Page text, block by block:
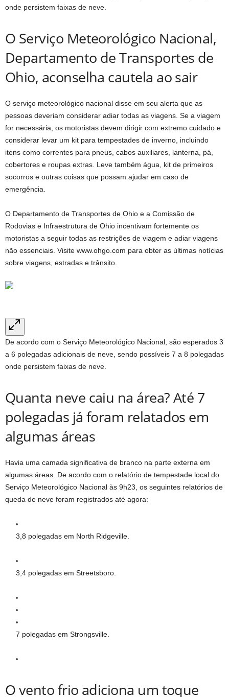
onde persistem faixas de neve.
O Serviço Meteorológico Nacional,
Departamento de Transportes de
Ohio, aconselha cautela ao sair
O serviço meteorológico nacional disse em seu alerta que as
pessoas deveriam considerar adiar todas as viagens. Se a viagem
for necessária, os motoristas devem dirigir com extremo cuidado e
considerar levar um kit para tempestades de inverno, incluindo
itens como correntes para pneus, cabos auxiliares, lanterna, pá,
cobertores e roupas extras. Leve também água, kit de primeiros
socorros e outras coisas que possam ajudar em caso de
emergência.
O Departamento de Transportes de Ohio e a Comissão de
Rodovias e Infraestrutura de Ohio incentivam fortemente os
motoristas a seguir todas as restrições de viagem e adiar viagens
não essenciais. Visite www.ohgo.com para obter as últimas notícias
sobre viagens, estradas e trânsito.
De acordo com o Serviço Meteorológico Nacional, são esperados 3
a 6 polegadas adicionais de neve, sendo possíveis 7 a 8 polegadas
onde persistem faixas de neve.
Quanta neve caiu na área? Até 7
polegadas já foram relatados em
algumas áreas
Havia uma camada significativa de branco na parte externa em
algumas áreas. De acordo com o relatório de tempestade local do
Serviço Meteorológico Nacional às 9h23, os seguintes relatórios de
queda de neve foram registrados até agora:
3,8 polegadas em North Ridgeville.
3,4 polegadas em Streetsboro.
7 polegadas em Strongsville.
O vento frio adiciona um toque